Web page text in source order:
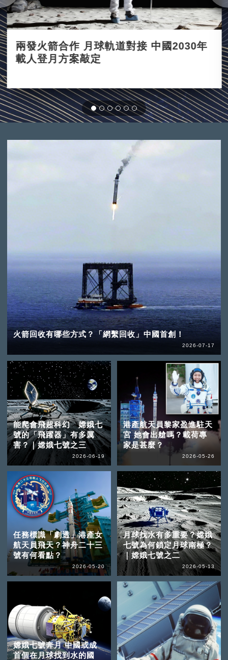
兩發火箭合作 月球軌道對接 中國2030年
載人登月方案敲定
火箭回收有哪些方式？「網繫回收」中國首創！
2026-07-17
能爬會飛超科幻 嫦娥七
號的「飛躍器」有多厲
害？｜嫦娥七號之三
2026-06-19
港產航天員黎家盈進駐天
宮 她會出艙嗎？載荷專
家是甚麼？
2026-05-26
任務標識「劇透」港產女
航天員飛天？神舟二十三
號有何看點？
2026-05-20
月球找水有多重要？嫦娥
七號為何鎖定月球南極？
｜嫦娥七號之二
2026-05-13
嫦娥七號奔月 中國或成
首個在月球找到水的國